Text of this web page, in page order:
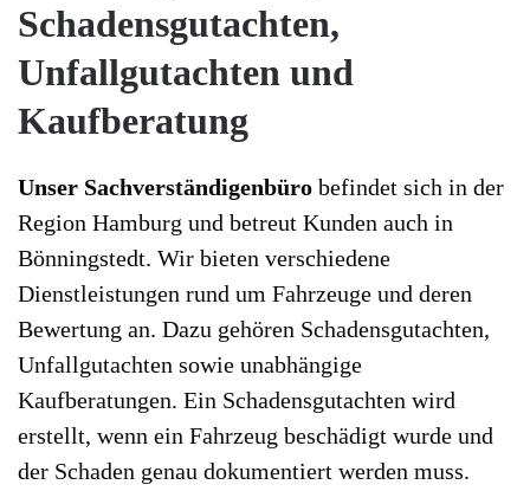
Schadensgutachten,
Unfallgutachten und
Kaufberatung
Unser Sachverständigenbüro befindet sich in der
Region Hamburg und betreut Kunden auch in
Bönningstedt. Wir bieten verschiedene
Dienstleistungen rund um Fahrzeuge und deren
Bewertung an. Dazu gehören Schadensgutachten,
Unfallgutachten sowie unabhängige
Kaufberatungen. Ein Schadensgutachten wird
erstellt, wenn ein Fahrzeug beschädigt wurde und
der Schaden genau dokumentiert werden muss.